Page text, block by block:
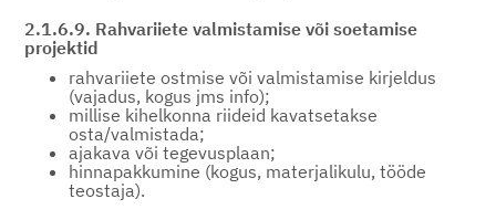
2.1.6.9. Rahvariiete valmistamise või soetamise
projektid
rahvariiete ostmise või valmistamise kirjeldus
(vajadus, kogus jms info);
millise kihelkonna riideid kavatsetakse
osta/valmistada;
ajakava või tegevusplaan;
hinnapakkumine (kogus, materjalikulu, tööde
teostaja).